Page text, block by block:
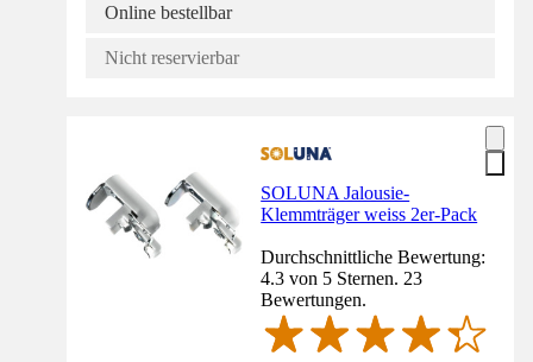
Online bestellbar
Nicht reservierbar
SOLUNA Jalousie-
Klemmträger weiss 2er-Pack
Durchschnittliche Bewertung:
4.3 von 5 Sternen. 23
Bewertungen.